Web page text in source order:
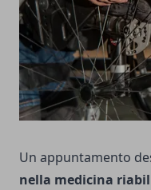
Un appuntamento
nella medicina